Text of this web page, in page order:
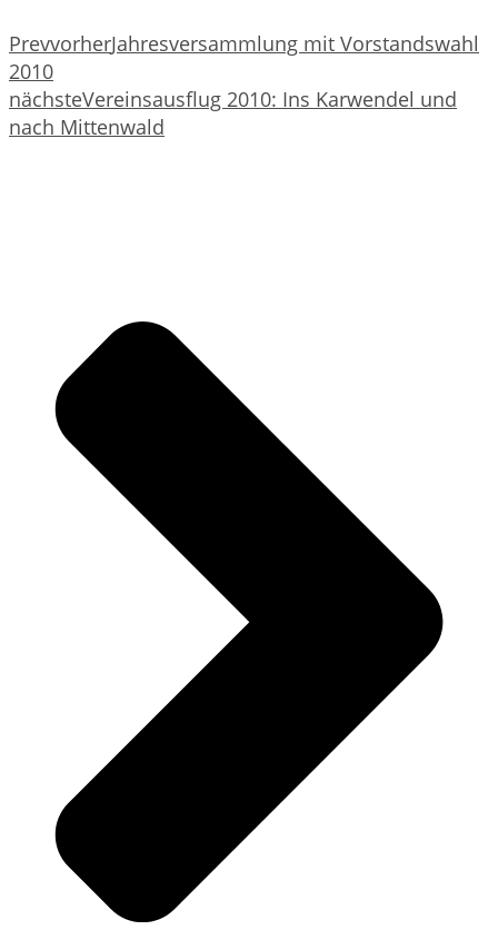
PrevvorherJahresversammlung mit Vorstandswahl
2010
nächsteVereinsausflug 2010: Ins Karwendel und
nach Mittenwald